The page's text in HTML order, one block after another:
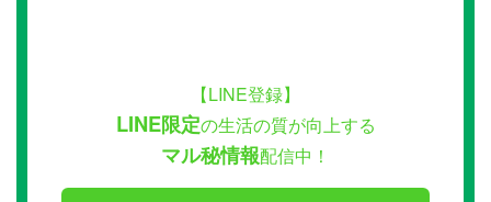
【LINE登録】
LINE限定の生活の質が向上する
マル秘情報配信中！